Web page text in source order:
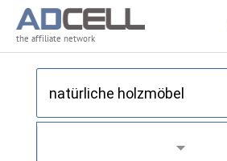
the affiliate network